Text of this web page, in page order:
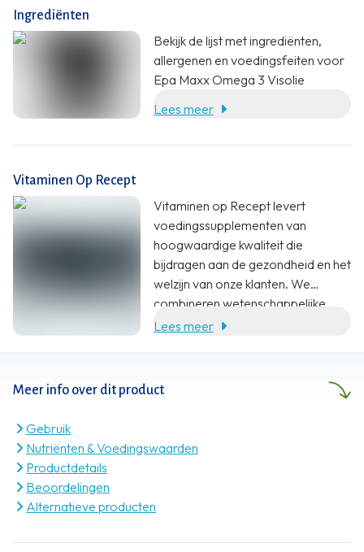
Ingrediënten
Bekijk de lijst met ingrediënten,
allergenen en voedingsfeiten voor
Epa Maxx Omega 3 Visolie
Lees meer
Meer info over dit product
Gebruik
Nutriënten & Voedingswaarden
Productdetails
Beoordelingen
Alternatieve producten
Vitaminen Op Recept
Vitaminen op Recept levert
voedingssupplementen van
hoogwaardige kwaliteit die
bijdragen aan de gezondheid en het
welzijn van onze klanten. We
combineren wetenschappelijke
onderbouwing, specialistische
Lees meer